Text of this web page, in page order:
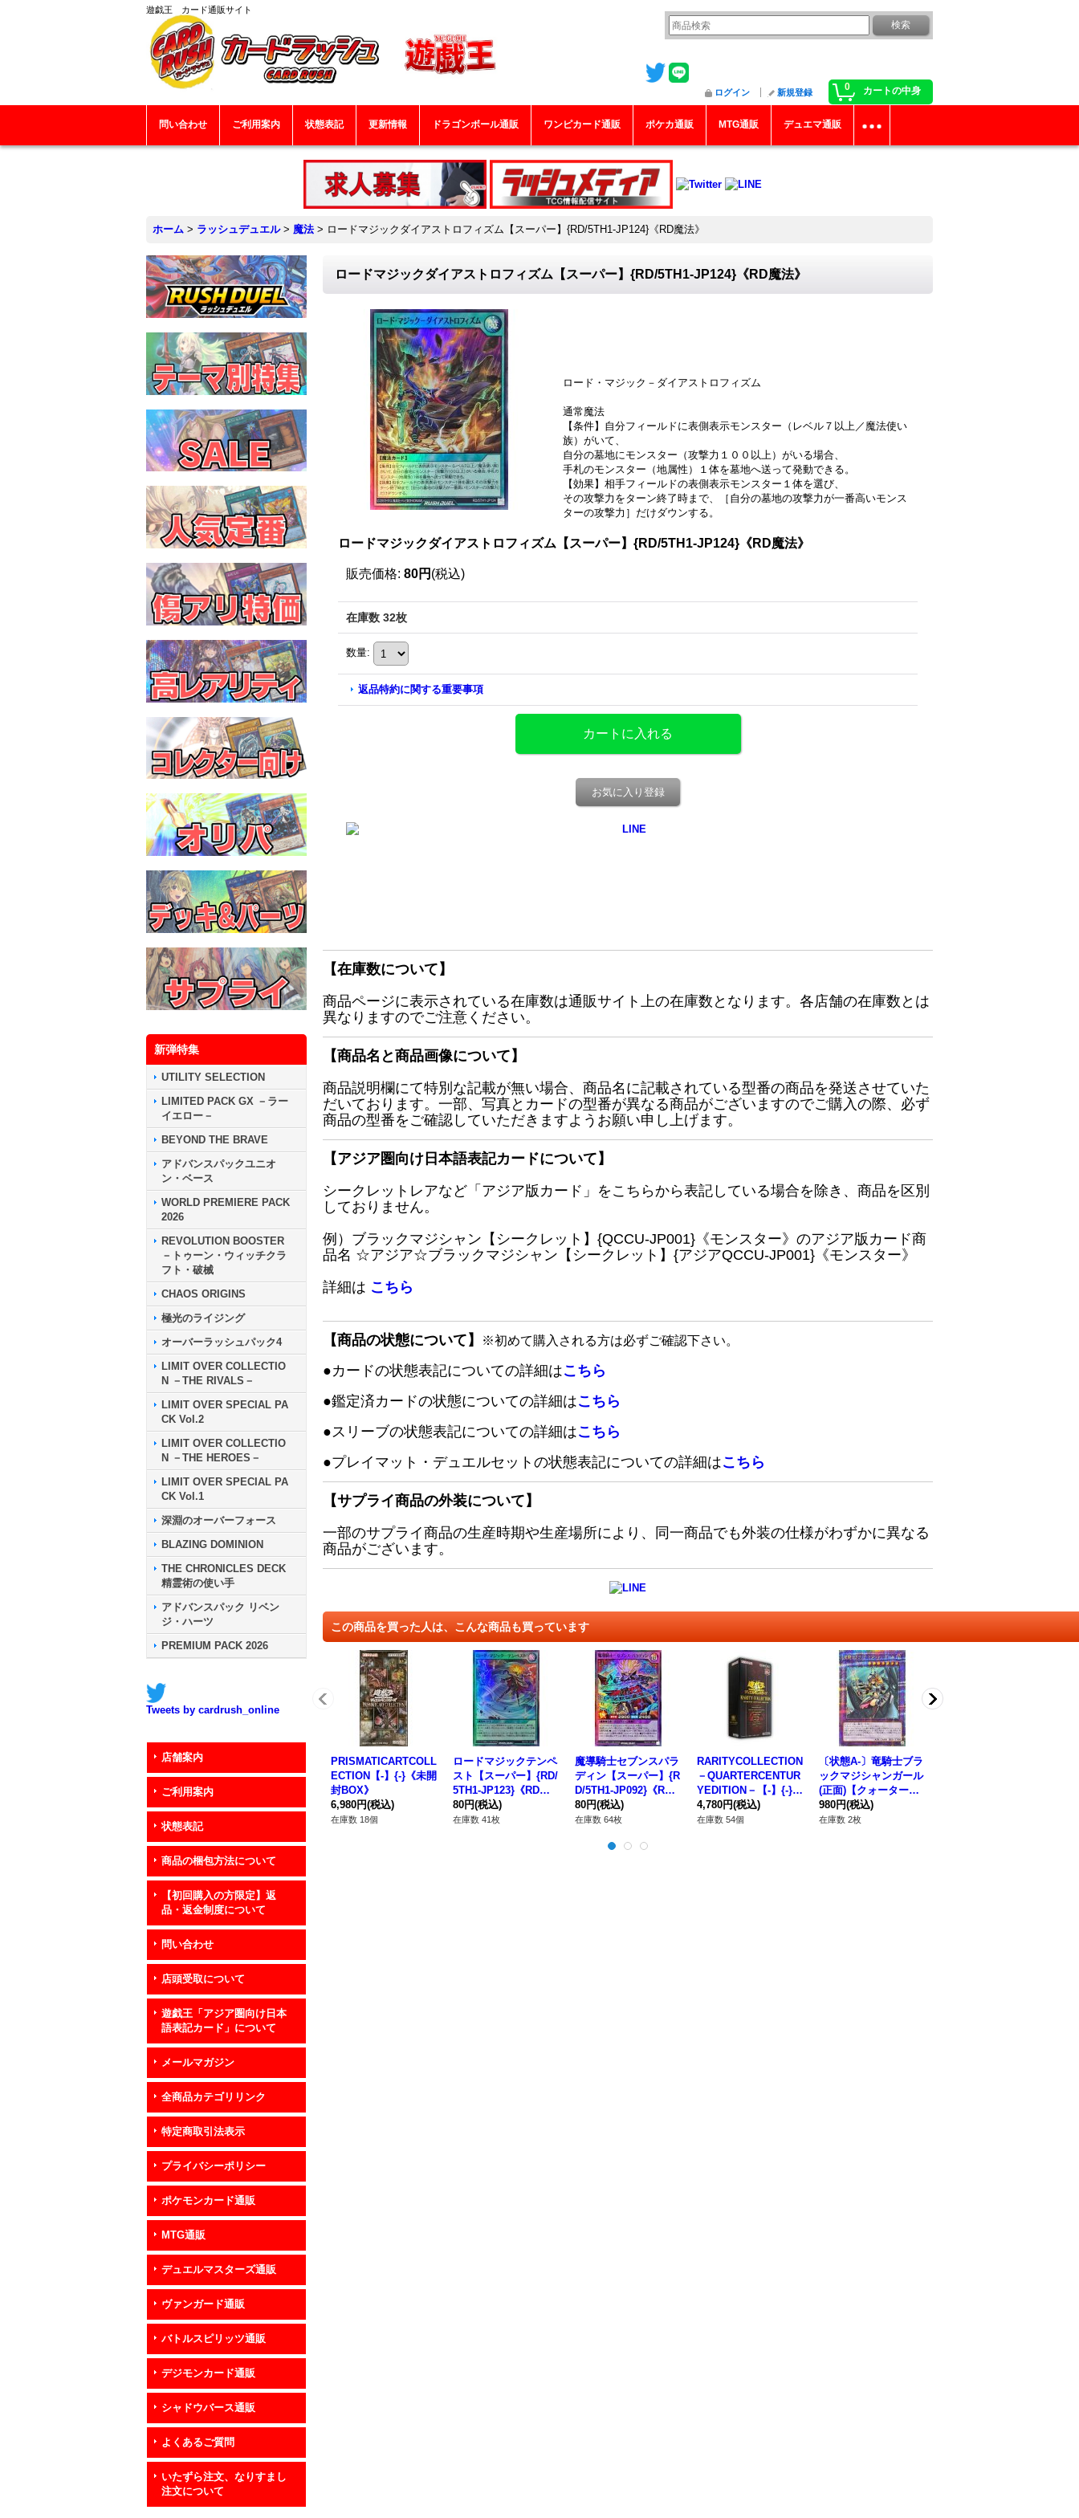
遊戯王 カード通販サイト
0 カートの中身
ログイン 新規登録
問い合わせ ご利用案内 状態表記 更新情報 ドラゴンボール通販 ワンピカード通販 ポケカ通販 MTG通販 デュエマ通販
ホーム > ラッシュデュエル > 魔法 > ロードマジックダイアストロフィズム【スーパー】{RD/5TH1-JP124}《RD魔法》
新弾特集
UTILITY SELECTION
LIMITED PACK GX －ラー
イエロー－
BEYOND THE BRAVE
アドバンスパックユニオ
ン・ベース
WORLD PREMIERE PACK
2026
REVOLUTION BOOSTER
－トゥーン・ウィッチクラ
フト・破械
CHAOS ORIGINS
極光のライジング
オーバーラッシュパック4
LIMIT OVER COLLECTIO
N －THE RIVALS－
LIMIT OVER SPECIAL PA
CK Vol.2
LIMIT OVER COLLECTIO
N －THE HEROES－
LIMIT OVER SPECIAL PA
CK Vol.1
深淵のオーバーフォース
BLAZING DOMINION
THE CHRONICLES DECK
精霊術の使い手
アドバンスパック リベン
ジ・ハーツ
PREMIUM PACK 2026
Tweets by cardrush_online
店舗案内
ご利用案内
状態表記
商品の梱包方法について
【初回購入の方限定】返
品・返金制度について
問い合わせ
店頭受取について
遊戯王「アジア圏向け日本
語表記カード」について
メールマガジン
全商品カテゴリリンク
特定商取引法表示
プライバシーポリシー
ポケモンカード通販
MTG通販
デュエルマスターズ通販
ヴァンガード通販
バトルスピリッツ通販
デジモンカード通販
シャドウバース通販
よくあるご質問
いたずら注文、なりすまし
注文について
ロードマジックダイアストロフィズム【スーパー】{RD/5TH1-JP124}《RD魔法》
ロード・マジック－ダイアストロフィズム
通常魔法
【条件】自分フィールドに表側表示モンスター（レベル７以上／魔法使い
族）がいて、
自分の墓地にモンスター（攻撃力１００以上）がいる場合、
手札のモンスター（地属性）１体を墓地へ送って発動できる。
【効果】相手フィールドの表側表示モンスター１体を選び、
その攻撃力をターン終了時まで、［自分の墓地の攻撃力が一番高いモンス
ターの攻撃力］だけダウンする。
ロードマジックダイアストロフィズム【スーパー】{RD/5TH1-JP124}《RD魔法》
販売価格: 80円 (税込)
在庫数 32枚
数量:
返品特約に関する重要事項
お気に入り登録
【在庫数について】
商品ページに表示されている在庫数は通販サイト上の在庫数となります。各店舗の在庫数とは
異なりますのでご注意ください。
【商品名と商品画像について】
商品説明欄にて特別な記載が無い場合、商品名に記載されている型番の商品を発送させていた
だいております。一部、写真とカードの型番が異なる商品がございますのでご購入の際、必ず
商品の型番をご確認していただきますようお願い申し上げます。
【アジア圏向け日本語表記カードについて】
シークレットレアなど「アジア版カード」をこちらから表記している場合を除き、商品を区別
しておりません。
例）ブラックマジシャン【シークレット】{QCCU-JP001}《モンスター》のアジア版カード商
品名 ☆アジア☆ブラックマジシャン【シークレット】{アジアQCCU-JP001}《モンスター》
詳細は こちら
【商品の状態について】 ※初めて購入される方は必ずご確認下さい。
●カードの状態表記についての詳細はこちら
●鑑定済カードの状態についての詳細はこちら
●スリーブの状態表記についての詳細はこちら
●プレイマット・デュエルセットの状態表記についての詳細はこちら
【サプライ商品の外装について】
一部のサプライ商品の生産時期や生産場所により、同一商品でも外装の仕様がわずかに異なる
商品がございます。
この商品を買った人は、こんな商品も買っています
PRISMATICARTCOLL
ECTION【-】{-}《未開
封BOX》
6,980円(税込)
在庫数 18個
ロードマジックテンペ
スト【スーパー】{RD/
5TH1-JP123}《RD魔
法》
80円(税込)
在庫数 41枚
魔導騎士セブンスパラ
ディン【スーパー】{R
D/5TH1-JP092}《RD
フュージョン》
80円(税込)
在庫数 64枚
RARITYCOLLECTION
－QUARTERCENTUR
YEDITION－【-】{-}
《未開封BOX》
4,780円(税込)
在庫数 54個
〔状態A-〕竜騎士ブラ
ックマジシャンガール
(正面)【クォーターセ
ンチュリーシークレッ
ト】{QCAC-JP020}
980円(税込)
在庫数 2枚